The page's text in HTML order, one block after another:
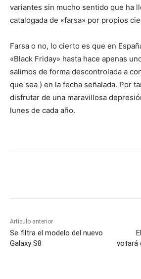
variantes sin mucho sentido que ha
catalogada de «farsa» por propios
Farsa o no, lo cierto es que en
«Black Friday» hasta hace apenas
salimos de forma descontrolada a
que sea ) en la fecha señalada. Por
disfrutar de una maravillosa
lunes de cada año.
Artículo anterior
Se filtra el modelo del nuevo
Galaxy S8
votará